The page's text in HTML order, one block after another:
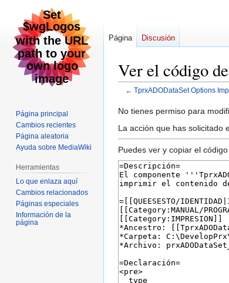
Ver el código
← TprxADODataSet Options
Ir
a
navegación
Ir
a
búsqueda
No tienes permiso para
La acción que has solicitado
Puedes ver y copiar el
Página Discusión
Página principal
Cambios recientes
Página aleatoria
Ayuda sobre MediaWiki
Herramientas
Lo que enlaza aquí
Cambios relacionados
Páginas especiales
Información de la
página